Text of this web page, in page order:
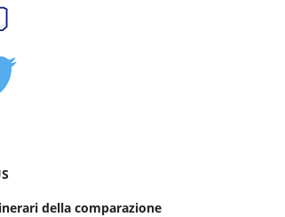
della comparazione